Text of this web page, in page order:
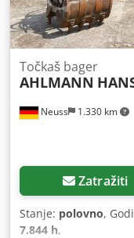
Neuss 1.330 km
Točkaš bager
AHLMANN
Zatražiti
Stanje: polovno,
7.844 h,